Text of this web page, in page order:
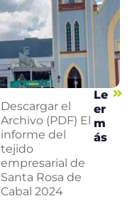
Descargar el
Archivo (PDF) El
informe del
tejido
empresarial de
Santa Rosa de
Cabal 2024
Le
er
m
ás